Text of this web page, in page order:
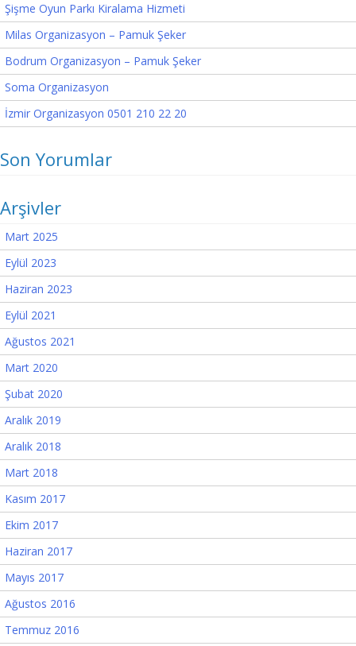
Şişme Oyun Parkı Kiralama Hizmeti
Milas Organizasyon – Pamuk Şeker
Bodrum Organizasyon – Pamuk Şeker
Soma Organizasyon
İzmir Organizasyon 0501 210 22 20
Son Yorumlar
Arşivler
Mart 2025
Eylül 2023
Haziran 2023
Eylül 2021
Ağustos 2021
Mart 2020
Şubat 2020
Aralık 2019
Aralık 2018
Mart 2018
Kasım 2017
Ekim 2017
Haziran 2017
Mayıs 2017
Ağustos 2016
Temmuz 2016